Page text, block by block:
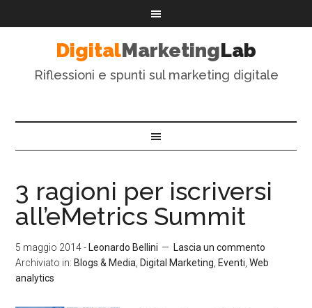
DigitalMarketingLab
Riflessioni e spunti sul marketing digitale
3 ragioni per iscriversi
all’eMetrics Summit
5 maggio 2014- Leonardo Bellini
Lascia un commento
Archiviato in: Blogs & Media Digital Marketing Eventi ,Web
analytics